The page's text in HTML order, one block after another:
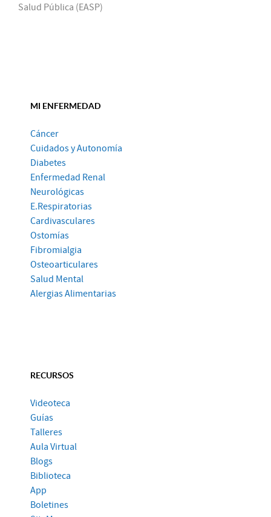
Salud Pública (EASP)
MI ENFERMEDAD
Cáncer
Cuidados y Autonomía
Diabetes
Enfermedad Renal
Neurológicas
E.Respiratorias
Cardivasculares
Ostomías
Fibromialgia
Osteoarticulares
Salud Mental
Alergias Alimentarias
RECURSOS
Videoteca
Guías
Talleres
Aula Virtual
Blogs
Biblioteca
App
Boletines